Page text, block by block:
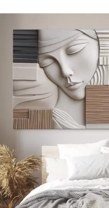
✓Cerneală sigură și inodoră
✓ Suprafață tip pânză
✓Material ecologic